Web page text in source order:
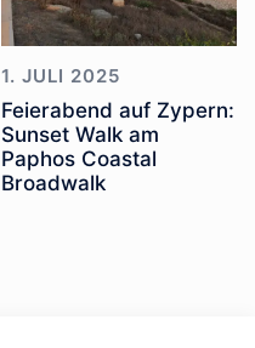
1. JULI 2025
Feierabend auf Zypern:
Sunset Walk am
Paphos Coastal
Broadwalk